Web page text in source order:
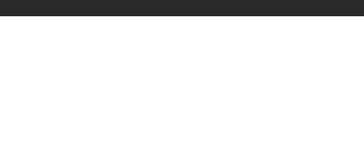
このコンテンツは掲載が終了しました | LINE占い